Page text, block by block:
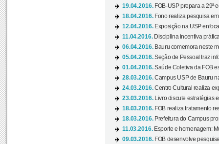
19.04.2016. FOB-USP prepara a 29ª
18.04.2016. Fono realiza pesquisa
12.04.2016. Exposição na USP
11.04.2016. Disciplina incentiva
06.04.2016. Bauru comemora neste
05.04.2016.Seção de Pessoal traz
01.04.2016.Saúde Coletiva da FOB
28.03.2016.Campus USP de Bauru
24.03.2016.Centro Cultural realiza
23.03.2016.
Livro discute estratégias
18.03.2016. FOB realiza tratamento
18.03.2016. Prefeitura do Campus
11.03.2016. Esporte e homenagem:
09.03.2016. FOB desenvolve